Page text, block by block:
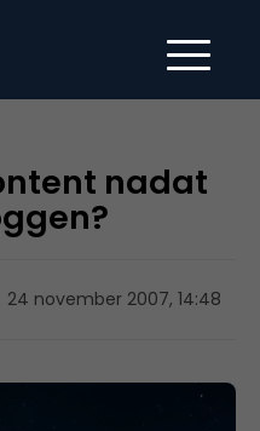
nadat
24 november 2007, 14:48